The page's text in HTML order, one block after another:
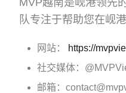
MVP越南是岘港领先
队专注于帮助您在岘
网站：
https://
社交媒体：
邮箱：